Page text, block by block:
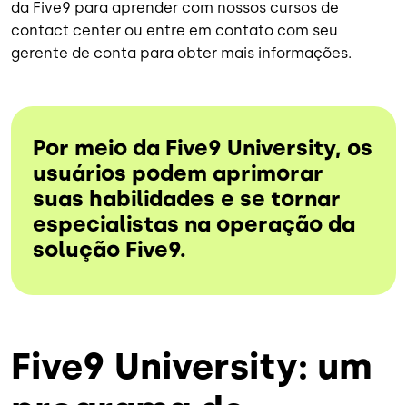
da Five9 para aprender com nossos cursos de
contact center ou entre em contato com seu
gerente de conta para obter mais informações.
Por meio da Five9 University, os
usuários podem aprimorar
suas habilidades e se tornar
especialistas na operação da
solução Five9.
Five9 University: um